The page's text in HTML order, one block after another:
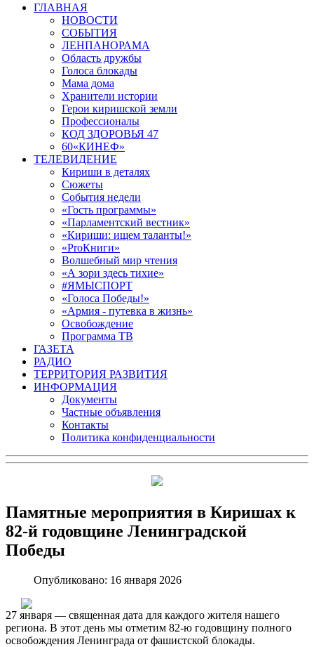
ГЛАВНАЯ
НОВОСТИ
СОБЫТИЯ
ЛЕНПАНОРАМА
Область дружбы
Голоса блокады
Мама дома
Хранители истории
Герои киришской земли
Профессионалы
КОД ЗДОРОВЬЯ 47
60«КИНЕФ»
ТЕЛЕВИДЕНИЕ
Кириши в деталях
Сюжеты
События недели
«Гость программы»
«Парламентский вестник»
«Кириши: ищем таланты!»
«ProКниги»
Волшебный мир чтения
«А зори здесь тихие»
#ЯМЫСПОРТ
«Голоса Победы!»
«Армия - путевка в жизнь»
Освобождение
Программа ТВ
ГАЗЕТА
РАДИО
ТЕРРИТОРИЯ РАЗВИТИЯ
ИНФОРМАЦИЯ
Документы
Частные объявления
Контакты
Политика конфиденциальности
Памятные мероприятия в Киришах к
82-й годовщине Ленинградской
Победы
Опубликовано: 16 января 2026
27 января — священная дата для каждого жителя нашего
региона. В этот день мы отметим 82-ю годовщину полного
освобождения Ленинграда от фашистской блокады.